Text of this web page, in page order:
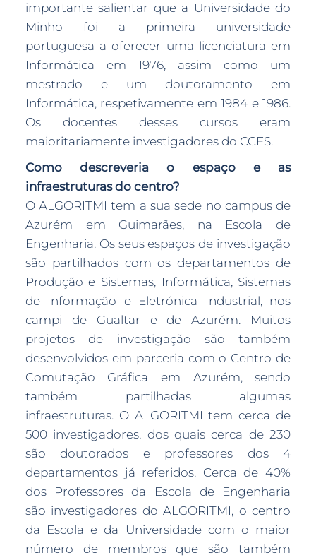
importante salientar que a Universidade do
Minho foi a primeira universidade
portuguesa a oferecer uma licenciatura em
Informática em 1976, assim como um
mestrado e um doutoramento em
Informática, respetivamente em 1984 e 1986.
Os docentes desses cursos eram
maioritariamente investigadores do CCES.
Como descreveria o espaço e as
infraestruturas do centro?
O ALGORITMI tem a sua sede no campus de
Azurém em Guimarães, na Escola de
Engenharia. Os seus espaços de investigação
são partilhados com os departamentos de
Produção e Sistemas, Informática, Sistemas
de Informação e Eletrónica Industrial, nos
campi de Gualtar e de Azurém. Muitos
projetos de investigação são também
desenvolvidos em parceria com o Centro de
Comutação Gráfica em Azurém, sendo
também partilhadas algumas
infraestruturas. O ALGORITMI tem cerca de
500 investigadores, dos quais cerca de 230
são doutorados e professores dos 4
departamentos já referidos. Cerca de 40%
dos Professores da Escola de Engenharia
são investigadores do ALGORITMI, o centro
da Escola e da Universidade com o maior
número de membros que são também